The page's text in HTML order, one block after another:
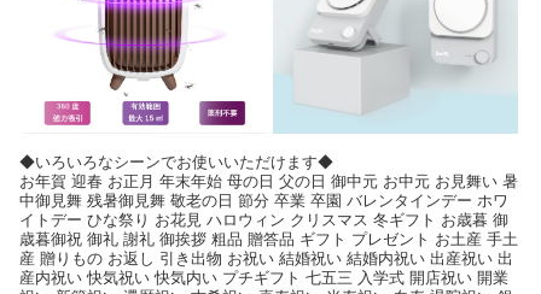
◆いろいろなシーンでお使いいただけます◆
お年賀 迎春 お正月 年末年始 母の日 父の日 御中元 お中元 お見舞い 暑
中御見舞 残暑御見舞 敬老の日 節分 卒業 卒園 バレンタインデー ホワ
イトデー ひな祭り お花見 ハロウィン クリスマス 冬ギフト お歳暮 御
歳暮御祝 御礼 謝礼 御挨拶 粗品 贈答品 ギフト プレゼント お土産 手土
産 贈りもの お返し 引き出物 お祝い 結婚祝い 結婚内祝い 出産祝い 出
産内祝い 快気祝い 快気内い プチギフト 七五三 入学式 開店祝い 開業